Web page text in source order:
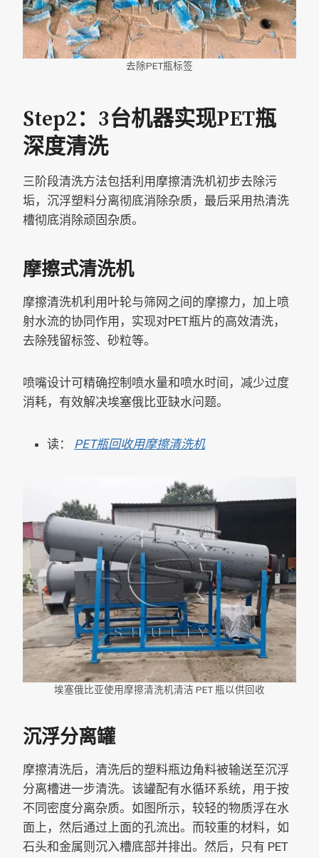
去除PET瓶标签
Step2：3台机器实现PET瓶
深度清洗
三阶段清洗方法包括利用摩擦清洗机初步去除污
垢，沉浮塑料分离彻底消除杂质，最后采用热清洗
槽彻底消除顽固杂质。
摩擦式清洗机
摩擦清洗机利用叶轮与筛网之间的摩擦力，加上喷
射水流的协同作用，实现对PET瓶片的高效清洗，
去除残留标签、砂粒等。
喷嘴设计可精确控制喷水量和喷水时间，减少过度
消耗，有效解决埃塞俄比亚缺水问题。
读： PET瓶回收用摩擦清洗机
埃塞俄比亚使用摩擦清洗机清洁 PET 瓶以供回收
沉浮分离罐
摩擦清洗后，清洗后的塑料瓶边角料被输送至沉浮
分离槽进一步清洗。该罐配有水循环系统，用于按
不同密度分离杂质。如图所示，较轻的物质浮在水
面上，然后通过上面的孔流出。而较重的材料，如
石头和金属则沉入槽底部并排出。然后，只有 PET